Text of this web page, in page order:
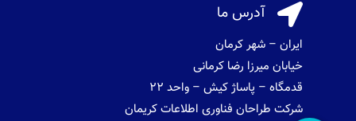
 آدرس ما
ایران – شهر کرمان
خیابان میرزا رضا کرمانی
قدمگاه – پاساژ کیش – واحد 22
شرکت طراحان فناوری اطلاعات کریمان